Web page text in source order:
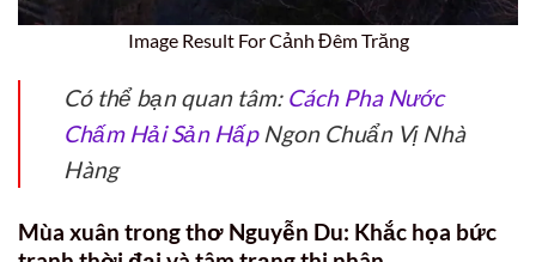
Image Result For Cảnh Đêm Trăng
Có thể bạn quan tâm: Cách Pha Nước
Chấm Hải Sản HấpNgon Chuẩn Vị Nhà
Hàng
Mùa xuân trong thơ Nguyễn Du: Khắc họa bức